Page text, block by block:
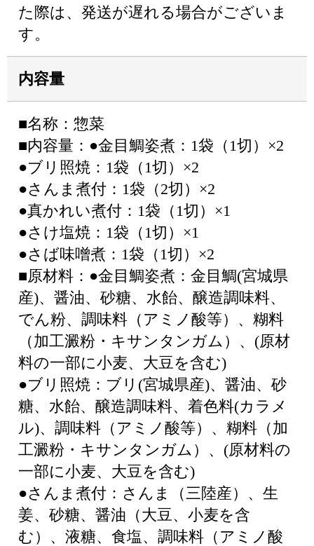
た際は、発送が遅れる場合がございま
す。
内容量
■名称：惣菜
■内容量：●金目鯛姿煮：1袋（1切）×2
●ブリ照焼：1袋（1切）×2
●さんま煮付：1袋（2切）×2
●真かれい煮付：1袋（1切）×1
●さけ塩焼：1袋（1切）×1
●さば味噌煮：1袋（1切）×2
■原材料：●金目鯛姿煮：金目鯛(宮城県
産)、醤油、砂糖、水飴、醸造調味料、
でん粉、調味料（アミノ酸等）、糊料
（加工澱粉・キサンタンガム）、(原材
料の一部に小麦、大豆を含む)
●ブリ照焼：ブリ(宮城県産)、醤油、砂
糖、水飴、醸造調味料、着色料(カラメ
ル)、調味料（アミノ酸等）、糊料（加
工澱粉・キサンタンガム）、(原材料の
一部に小麦、大豆を含む)
●さんま煮付：さんま（三陸産）、生
姜、砂糖、醤油（大豆、小麦を含
む）、液糖、食塩、調味料（アミノ酸